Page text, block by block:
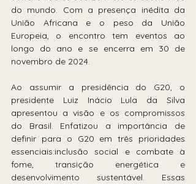
do mundo. Com a presença inédita da
União Africana e o peso da União
Europeia, o encontro tem eventos ao
longo do ano e se encerra em 30 de
novembro de 2024.
Ao assumir a presidência do G20, o
presidente Luiz Inácio Lula da Silva
apresentou a visão e os compromissos
do Brasil. Enfatizou a importância de
definir para o G20 em três prioridades
essenciais:inclusão social e combate à
fome, transição energética e
desenvolvimento sustentável. Essas